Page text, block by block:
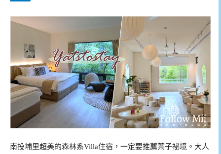
南投埔里超美的森林系Villa住宿，一定要推薦葉子祕境。大人